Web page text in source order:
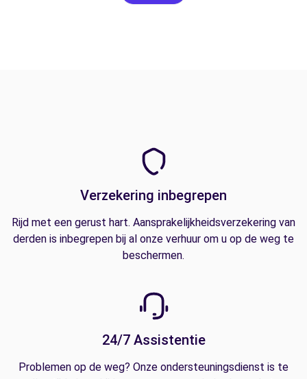
Verzekering inbegrepen
Rijd met een gerust hart. Aansprakelijkheidsverzekering van
derden is inbegrepen bij al onze verhuur om u op de weg te
beschermen.
24/7 Assistentie
Problemen op de weg? Onze ondersteuningsdienst is te